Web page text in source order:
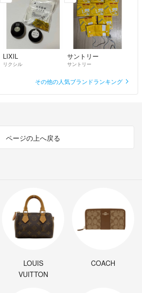
LIXIL
リクシル
サントリー
サントリー
その他の人気ブランドランキング
ページの上へ戻る
LOUIS
VUITTON
COACH